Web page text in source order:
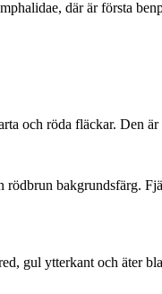
där är första
och röda fläckar. Den
bakgrundsfärg.
gul ytterkant och äter